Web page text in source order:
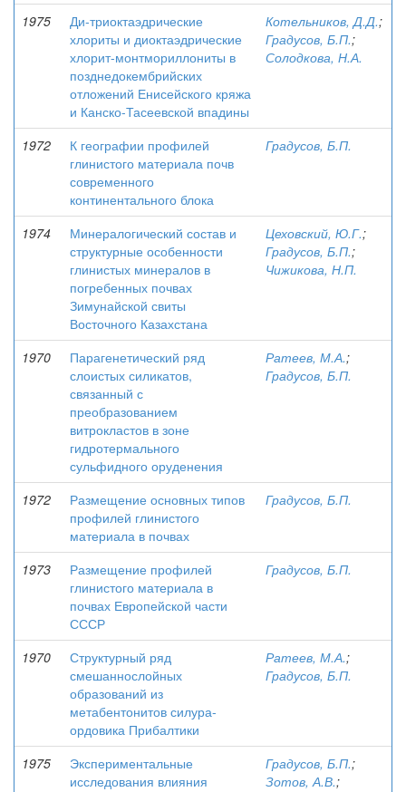
1975
Ди-триоктаэдрические
хлориты и диоктаэдрические
хлорит-монтмориллониты в
позднедокембрийских
отложений Енисейского кряжа
и Канско-Тасеевской впадины
Котельников, Д.Д.;
Градусов, Б.П.;
Солодкова, Н.А.
1972
К географии профилей
глинистого материала почв
современного
континентального блока
Градусов, Б.П.
1974
Минералогический состав и
структурные особенности
глинистых минералов в
погребенных почвах
Зимунайской свиты
Восточного Казахстана
Цеховский, Ю.Г.;
Градусов, Б.П.;
Чижикова, Н.П.
1970
Парагенетический ряд
слоистых силикатов,
связанный с
преобразованием
витрокластов в зоне
гидротермального
сульфидного оруденения
Ратеев, М.А.;
Градусов, Б.П.
1972
Размещение основных типов
профилей глинистого
материала в почвах
Градусов, Б.П.
1973
Размещение профилей
глинистого материала в
почвах Европейской части
СССР
Градусов, Б.П.
1970
Структурный ряд
смешаннослойных
образований из
метабентонитов силура-
ордовика Прибалтики
Ратеев, М.А.;
Градусов, Б.П.
1975
Экспериментальные
исследования влияния
Градусов, Б.П.;
Зотов, А.В.;